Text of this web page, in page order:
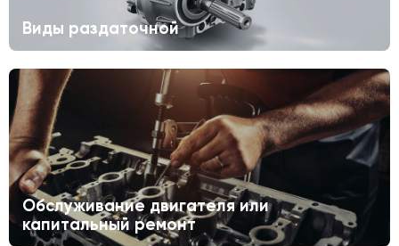
Виды раздаточной
Обслуживание двигателя или
капитальный ремонт